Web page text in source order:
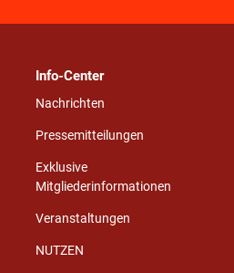
Info-Center
Nachrichten
Pressemitteilungen
Exklusive
Mitgliederinformationen
Veranstaltungen
NUTZEN